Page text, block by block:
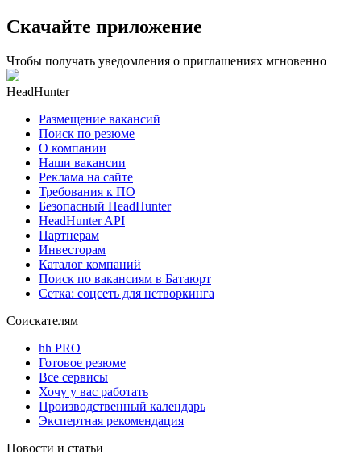
Скачайте приложение
Чтобы получать уведомления о приглашениях мгновенно
HeadHunter
Размещение вакансий
Поиск по резюме
О компании
Наши вакансии
Реклама на сайте
Требования к ПО
Безопасный HeadHunter
HeadHunter API
Партнерам
Инвесторам
Каталог компаний
Поиск по вакансиям в Батаюрт
Сетка: соцсеть для нетворкинга
Соискателям
hh PRO
Готовое резюме
Все сервисы
Хочу у вас работать
Производственный календарь
Экспертная рекомендация
Новости и статьи